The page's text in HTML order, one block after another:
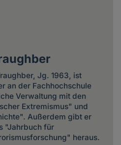
Jg. 1963, ist
an der Fachhochschule
Verwaltung mit den
Extremismus" und
Außerdem gibt er
"Jahrbuch für
heraus.